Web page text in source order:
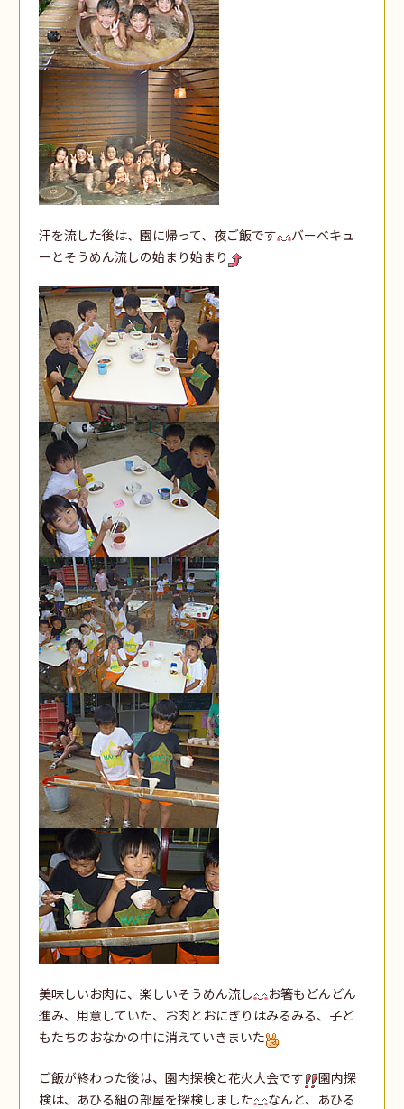
汗を流した後は、園に帰って、夜ご飯です
バーベキュ
ーとそうめん流しの始まり始まり
美味しいお肉に、楽しいそうめん流し
お箸もどんどん
進み、用意していた、お肉とおにぎりはみるみる、子ど
もたちのおなかの中に消えていきまいた
ご飯が終わった後は、園内探検と花火大会です
園内探
検は、あひる組の部屋を探検しました
なんと、あひる